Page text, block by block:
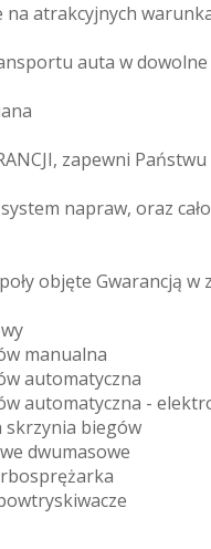
atrakcyjnych
auta w dowolne
zapewni
napraw, oraz
objęte Gwarancją w
manualna
automatyczna
automatyczna -
skrzynia biegów
dwumasowe